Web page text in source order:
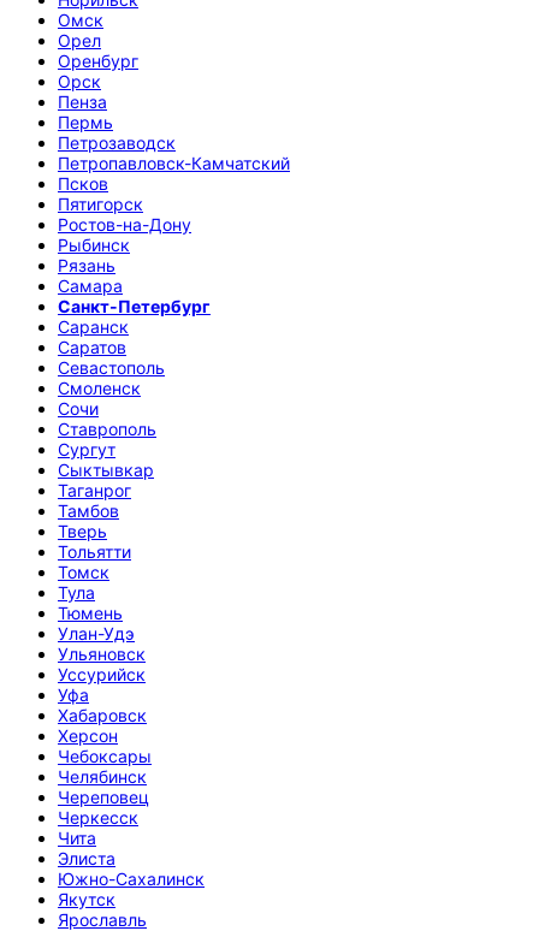
Омск
Орел
Оренбург
Орск
Пенза
Пермь
Петрозаводск
Петропавловск-Камчатский
Псков
Пятигорск
Ростов-на-Дону
Рыбинск
Рязань
Самара
Санкт-Петербург
Саранск
Саратов
Севастополь
Смоленск
Сочи
Ставрополь
Сургут
Сыктывкар
Таганрог
Тамбов
Тверь
Тольятти
Томск
Тула
Тюмень
Улан-Удэ
Ульяновск
Уссурийск
Уфа
Хабаровск
Херсон
Чебоксары
Челябинск
Череповец
Черкесск
Чита
Элиста
Южно-Сахалинск
Якутск
Ярославль